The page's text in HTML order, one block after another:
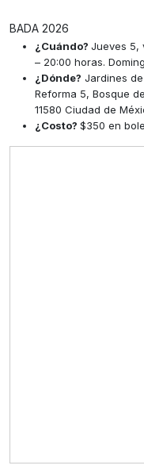
BADA 2026
¿Cuándo? Jueves 5,
– 20:00 horas.
¿Dónde? Jardines
Reforma 5, Bosque
11580 Ciudad de
¿Costo? $350 en